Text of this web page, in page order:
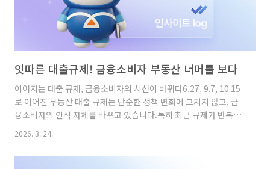
잇따른 대출규제! 금융소비자 부동산 너머를 보다
이어지는 대출 규제, 금융소비자의 시선이 바뀌다6.27, 9.7, 10.15
로 이어진 부동산 대출 규제는 단순한 정책 변화에 그치지 않고, 금
융소비자의 인식 자체를 바꾸고 있습니다.특히 최근 규제가 반복적
으로 강화되면서, 소비자들은 더 이상 기존의 자금 계획을 그대로
심리 변화가 아니라, 실제 행동 변화로 이어지고 있습니다. 자금 계
2026. 3. 24.